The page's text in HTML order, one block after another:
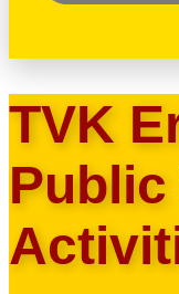
TVK
Public